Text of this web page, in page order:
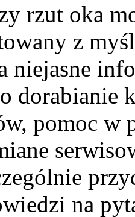
rzut oka
z
niejasne
dorabianie
pomoc w
na